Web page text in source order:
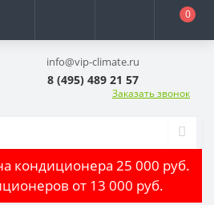
0
info@vip-climate.ru
8 (495) 489 21 57
Заказать звонок
кондиционера 25 000 руб.
от 13 000 руб.